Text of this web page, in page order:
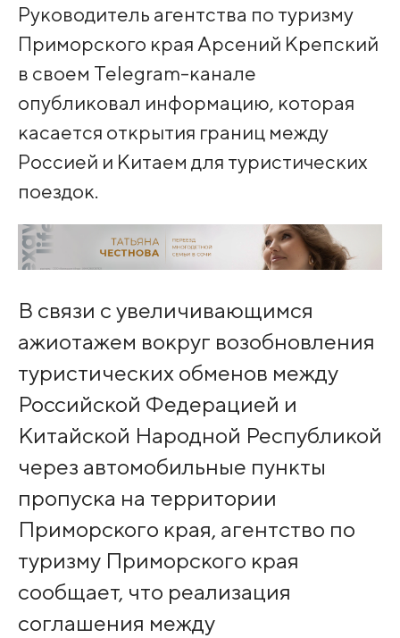
Руководитель агентства по туризму
Приморского края Арсений Крепский
в своем Telegram-канале
опубликовал информацию, которая
касается открытия границ между
Россией и Китаем для туристических
поездок.
В связи с увеличивающимся
ажиотажем вокруг возобновления
туристических обменов между
Российской Федерацией и
Китайской Народной Республикой
через автомобильные пункты
пропуска на территории
Приморского края, агентство по
туризму Приморского края
сообщает, что реализация
соглашения между